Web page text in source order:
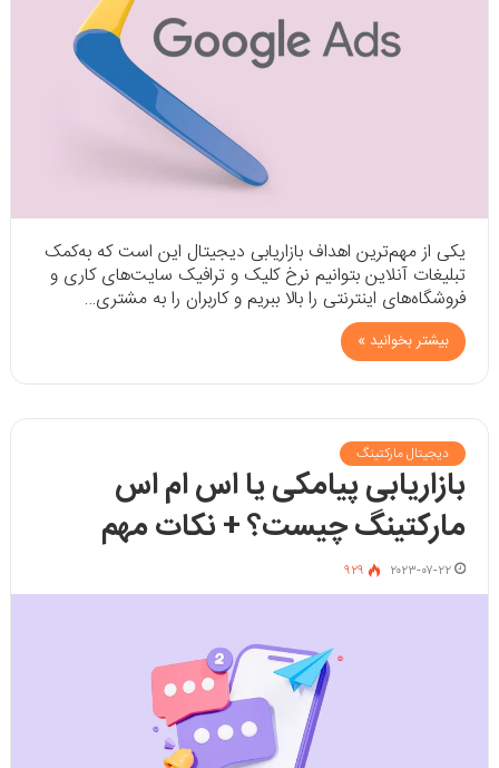
یکی از مهم‌ترین اهداف بازاریابی دیجیتال این است که به‌کمک
تبلیغات آنلاین بتوانیم نرخ کلیک و ترافیک سایت‌های کاری و
فروشگاه‌های اینترنتی را بالا ببریم و کاربران را به مشتری…
بیشتر بخوانید »
دیجیتال مارکتینگ
بازاریابی پیامکی یا اس ام اس
مارکتینگ چیست؟ + نکات مهم
۲۰۲۳-۰۷-۲۲ ۹۲۹